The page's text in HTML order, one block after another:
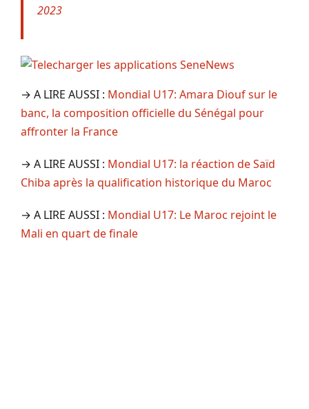
2023
→ A LIRE AUSSI : Mondial U17: Amara Diouf sur le
banc, la composition officielle du Sénégal pour
affronter la France
→ A LIRE AUSSI : Mondial U17: la réaction de Saïd
Chiba après la qualification historique du Maroc
→ A LIRE AUSSI : Mondial U17: Le Maroc rejoint le
Mali en quart de finale